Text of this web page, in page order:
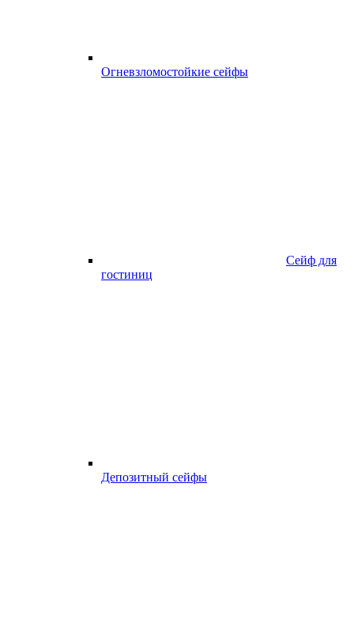
Огневзломостойкие сейфы
Сейф для
гостиниц
Депозитный сейфы